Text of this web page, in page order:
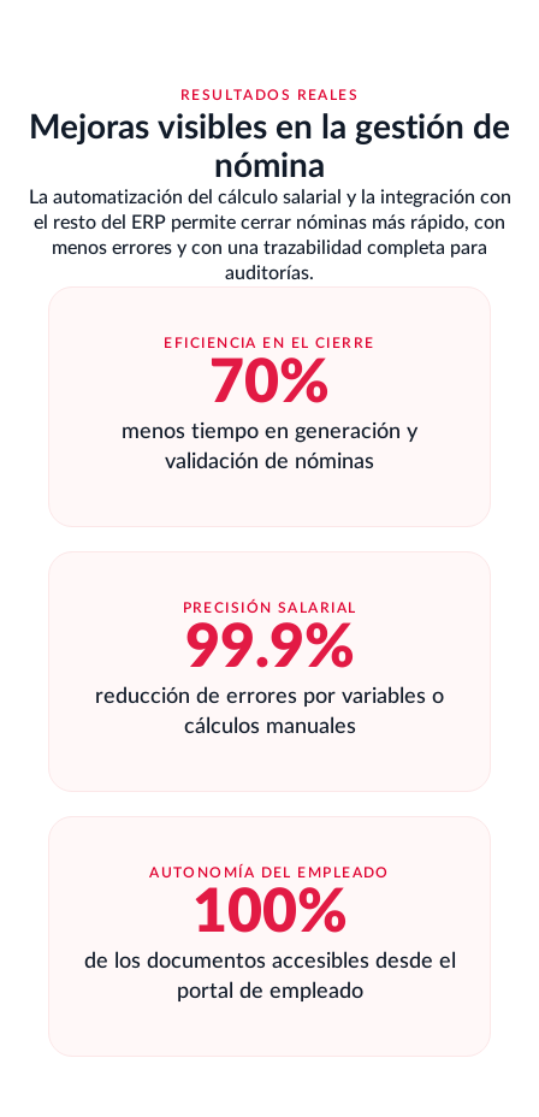
RESULTADOS REALES
Mejoras visibles en la gestión de
nómina
La automatización del cálculo salarial y la integración con
el resto del ERP permite cerrar nóminas más rápido, con
menos errores y con una trazabilidad completa para
auditorías.
EFICIENCIA EN EL CIERRE
70%
menos tiempo en generación y
validación de nóminas
PRECISIÓN SALARIAL
99.9%
reducción de errores por variables o
cálculos manuales
AUTONOMÍA DEL EMPLEADO
100%
de los documentos accesibles desde el
portal de empleado